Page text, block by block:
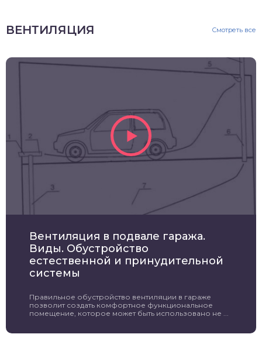
ВЕНТИЛЯЦИЯ Смотреть все
Вентиляция в подвале гаража.
Виды. Обустройство
естественной и принудительной
системы
Правильное обустройство вентиляции в гараже
позволит создать комфортное функциональное
помещение, которое может быть использовано не ...